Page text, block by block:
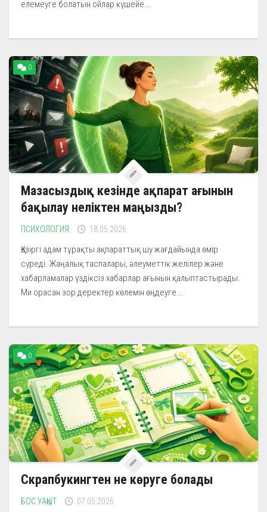
елемеуге болатын ойлар күшейе...
0
Мазасыздық кезінде ақпарат ағынын
бақылау неліктен маңызды?
ПСИХОЛОГИЯ 18.05.2026
Қазіргі адам тұрақты ақпараттық шу жағдайында өмір
сүреді. Жаңалық таспалары, әлеуметтік желілер және
хабарламалар үздіксіз хабарлар ағынын қалыптастырады.
Ми орасан зор деректер көлемін өңдеуге...
0
Скрапбукингтен не көруге болады
БОС УАҚЫТ 07.05.2026